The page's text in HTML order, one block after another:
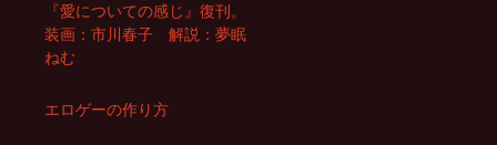
『愛についての感じ』復刊。
装画：市川春子 解説：夢眠
ねむ
エロゲーの作り方